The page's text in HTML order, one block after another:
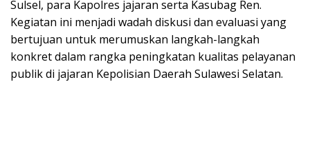
Sulsel, para Kapolres jajaran serta Kasubag Ren.
Kegiatan ini menjadi wadah diskusi dan evaluasi yang
bertujuan untuk merumuskan langkah-langkah
konkret dalam rangka peningkatan kualitas pelayanan
publik di jajaran Kepolisian Daerah Sulawesi Selatan.